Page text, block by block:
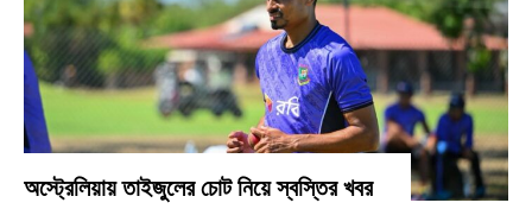
অস্ট্রেলিয়ায় তাইজুলের চোট নিয়ে স্বস্তির খবর